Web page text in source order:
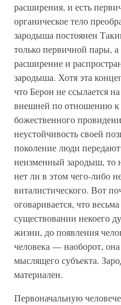
расширения, и есть
органическое тело
зародыша постоянен
только первичной пары,
расширение и
зародыша. Хотя эта
что Берон не ссылается
внешней по отношению к
божественного
неустойчивость своей
поколение люди передают
неизменный зародыш, то
нет ли в этом чего-либо
виталистического. Вот
оговаривается, что
существовании некоего
жизни, до появления
человека — наоборот,
мыслящего субъекта.
материален.
Первоначальную